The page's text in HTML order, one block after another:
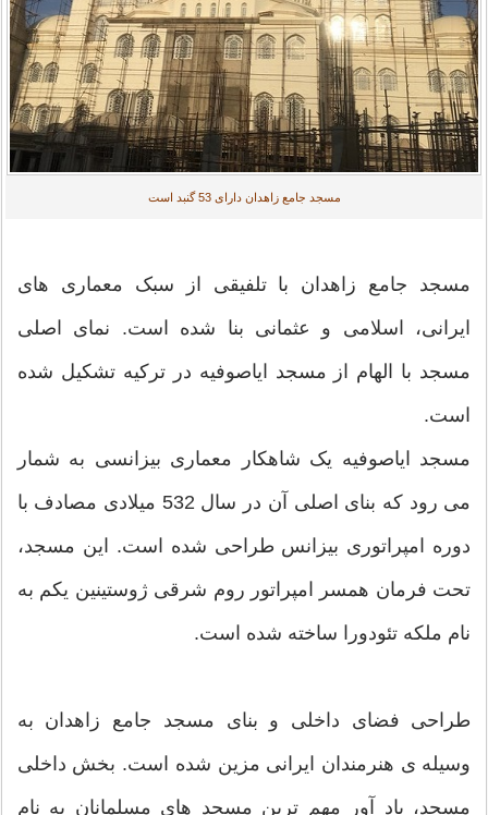
مسجد جامع زاهدان دارای 53 گنبد است
مسجد جامع زاهدان با تلفیقی از سبک معماری های
ایرانی، اسلامی و عثمانی بنا شده است. نمای اصلی
مسجد با الهام از مسجد ایاصوفیه در ترکیه تشکیل شده
است.
مسجد ایاصوفیه یک شاهکار معماری بیزانسی به شمار
می رود که بنای اصلی آن در سال 532 میلادی مصادف با
دوره امپراتوری بیزانس طراحی شده است. این مسجد،
تحت فرمان همسر امپراتور روم شرقی ژوستینین یکم به
نام ملکه تئودورا ساخته شده است.
طراحی فضای داخلی و بنای مسجد جامع زاهدان به
وسیله ی هنرمندان ایرانی مزین شده است. بخش داخلی
مسجد، یاد آور مهم ترین مسجد های مسلمانان به نام